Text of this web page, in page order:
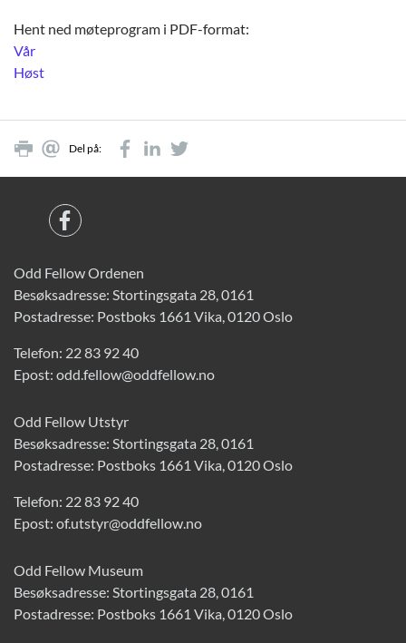
Hent ned møteprogram i PDF-format:
Vår
Høst
Del på:
Odd Fellow Ordenen
Besøksadresse: Stortingsgata 28, 0161
Postadresse: Postboks 1661 Vika, 0120 Oslo
Telefon: 22 83 92 40
Epost: odd.fellow@oddfellow.no
Odd Fellow Utstyr
Besøksadresse: Stortingsgata 28, 0161
Postadresse: Postboks 1661 Vika, 0120 Oslo
Telefon: 22 83 92 40
Epost: of.utstyr@oddfellow.no
Odd Fellow Museum
Besøksadresse: Stortingsgata 28, 0161
Postadresse: Postboks 1661 Vika, 0120 Oslo